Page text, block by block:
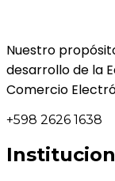
Nuestro
desarrollo de la
Comercio
+598 2626 1638